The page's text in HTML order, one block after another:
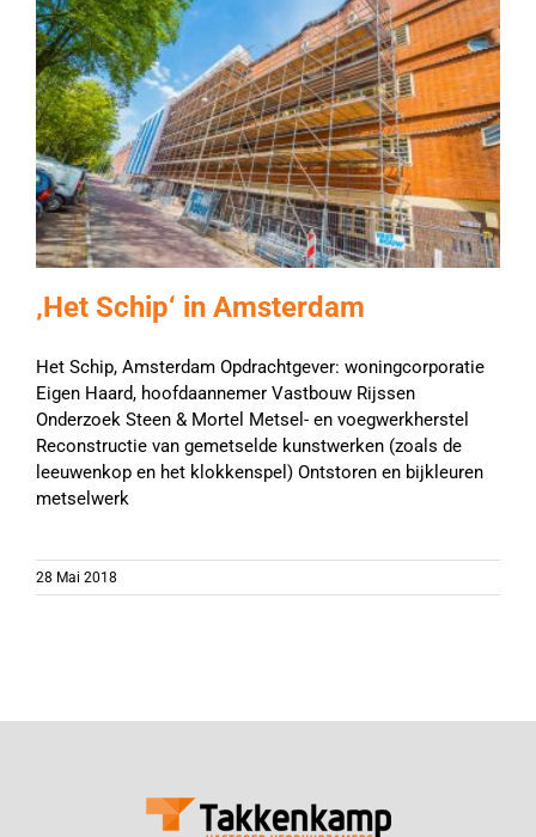
‚Het Schip‘ in Amsterdam
Het Schip, Amsterdam Opdrachtgever: woningcorporatie
Eigen Haard, hoofdaannemer Vastbouw Rijssen
Onderzoek Steen & Mortel Metsel- en voegwerkherstel
Reconstructie van gemetselde kunstwerken (zoals de
leeuwenkop en het klokkenspel) Ontstoren en bijkleuren
metselwerk
28 Mai 2018